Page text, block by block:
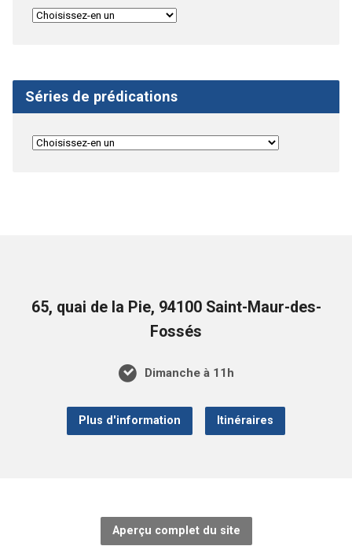
Séries de prédications
65, quai de la Pie, 94100 Saint-Maur-des-
Fossés
Dimanche à 11h
Plus d'information Itinéraires
Aperçu complet du site